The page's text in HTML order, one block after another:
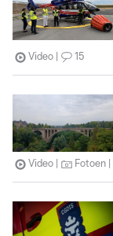
Video 15
Video Fotoen